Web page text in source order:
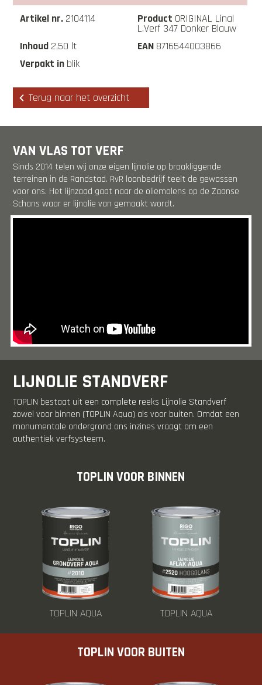
2104114
ORIGINAL Linal
L.Verf 347 Donker Blauw
2,50 lt
8716544003866
blik
Terug naar het overzicht
VAN VLAS TOT VERF
Sinds 2014 telen wij onze eigen lijnolie op braakliggende
terreinen in de Randstad. RvR loonbedrijf teelt de gewassen
voor ons. Het lijnzaad gaat naar de oliemolens op de Zaanse
Schans waar er lijnolie van gemaakt wordt.
LIJNOLIE STANDVERF
TOPLIN bestaat uit een complete reeks Lijnolie Standverf
zowel voor binnen (TOPLIN Aqua) als voor buiten. Omdat een
monumentale ondergrond ons inzines vraagt om een
authentiek verfsysteem.
TOPLIN VOOR BINNEN
TOPLIN AQUA TOPLIN AQUA
TOPLIN VOOR BUITEN